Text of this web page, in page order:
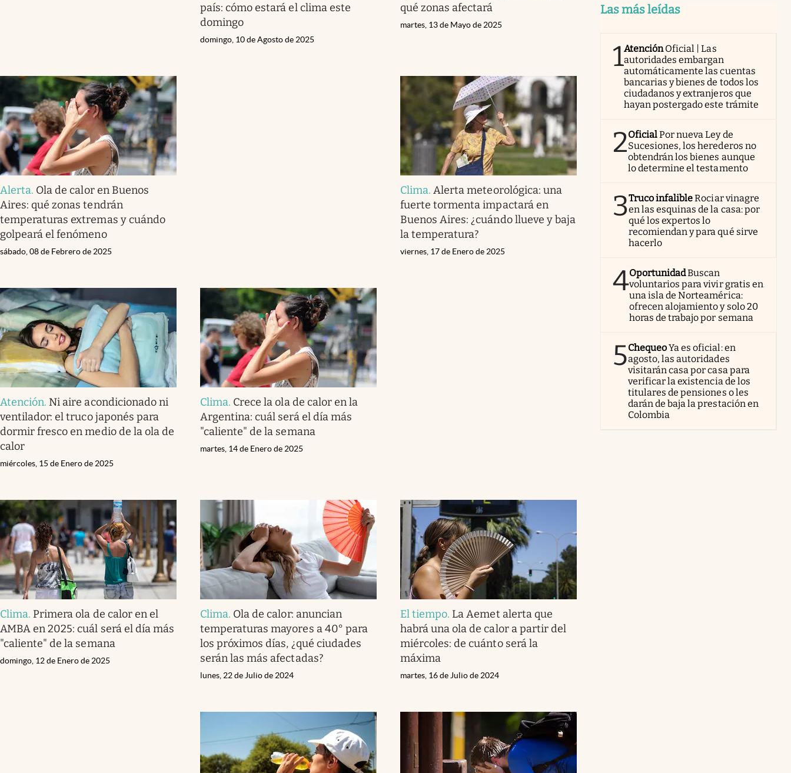
país: cómo estará el clima este
domingo
domingo, 10 de Agosto de 2025
qué zonas afectará
martes, 13 de Mayo de 2025
Alerta. Ola de calor en Buenos
Aires: qué zonas tendrán
temperaturas extremas y cuándo
golpeará el fenómeno
sábado, 08 de Febrero de 2025
Clima.Alerta meteorológica: una
fuerte tormenta impactará en
Buenos Aires: ¿cuándo llueve y baja
la temperatura?
viernes, 17 de Enero de 2025
Atención. Ni aire acondicionado ni
ventilador: el truco japonés para
dormir fresco en medio de la ola de
calor
miércoles, 15 de Enero de 2025
Clima. Crece la ola de calor en la
Argentina: cuál será el día más
"caliente" de la semana
martes, 14 de Enero de 2025
Clima. Primera ola de calor en el
AMBA en 2025: cuál será el día más
"caliente" de la semana
domingo, 12 de Enero de 2025
Clima. Ola de calor: anuncian
temperaturas mayores a 40° para
los próximos días, ¿qué ciudades
serán las más afectadas?
lunes, 22 de Julio de 2024
El tiempo. La Aemet alerta que
habrá una ola de calor a partir del
miércoles: de cuánto será la
máxima
martes, 16 de Julio de 2024
Las más leídas
1AtenciónOficial | Las
autoridades embargan
automáticamente las cuentas
bancarias y bienes de todos los
ciudadanos y extranjeros que
hayan postergado este trámite
2OficialPor nueva Ley de
Sucesiones, los herederos no
obtendrán los bienes aunque
lo determine el testamento
3Truco infalibleRociar vinagre
en las esquinas de la casa: por
qué los expertos lo
recomiendan y para qué sirve
hacerlo
4OportunidadBuscan
voluntarios para vivir gratis en
una isla de Norteamérica:
ofrecen alojamiento y solo 20
horas de trabajo por semana
5ChequeoYa es oficial: en
agosto, las autoridades
visitarán casa por casa para
verificar la existencia de los
titulares de pensiones o les
darán de baja la prestación en
Colombia